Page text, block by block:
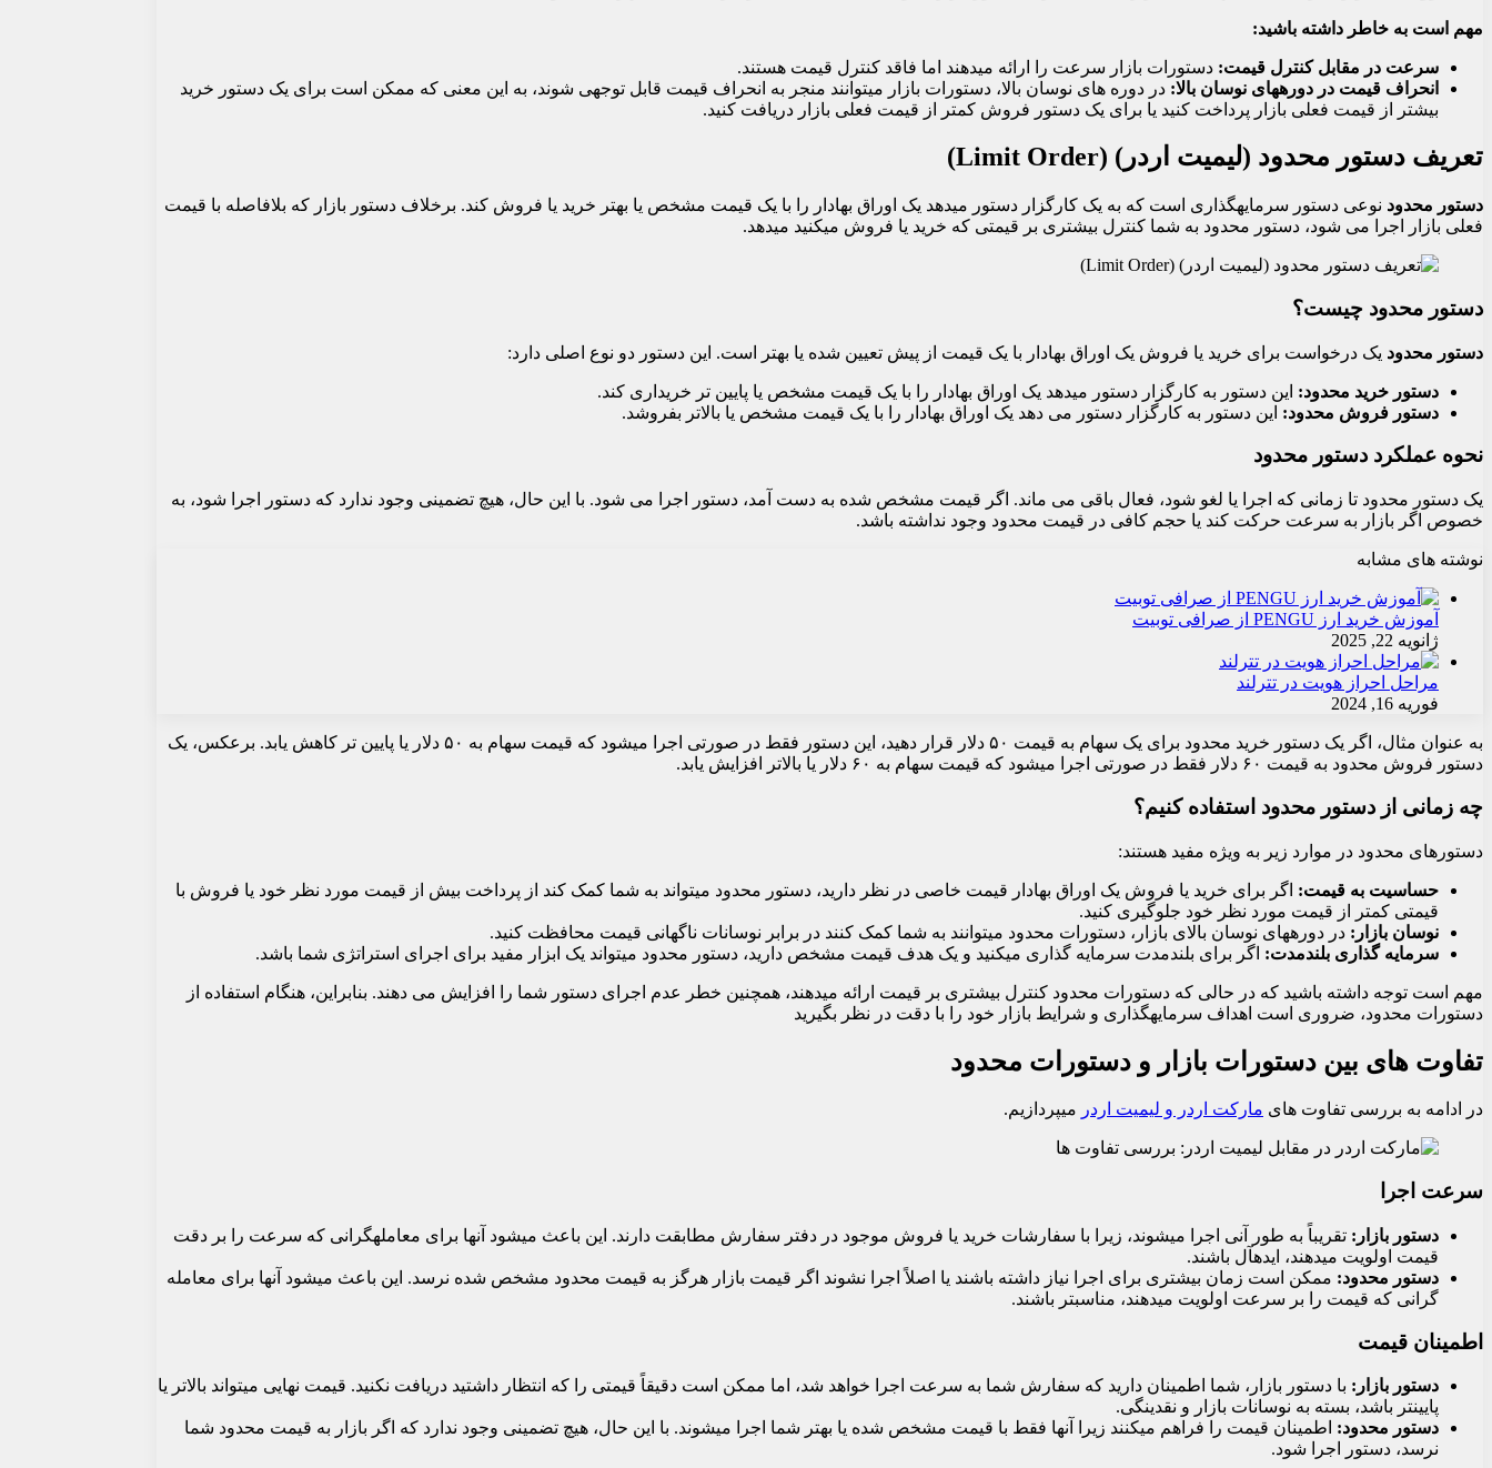
مهم است به خاطر داشته باشید:
سرعت در مقابل کنترل قیمت: دستورات بازار سرعت را ارائه میدهند اما فاقد کنترل قیمت هستند.
انحراف قیمت در دورههای نوسان بالا: در دوره های نوسان بالا، دستورات بازار میتوانند منجر به انحراف قیمت قابل توجهی شوند، به این معنی که ممکن است برای یک دستور خرید
بیشتر از قیمت فعلی بازار پرداخت کنید یا برای یک دستور فروش کمتر از قیمت فعلی بازار دریافت کنید.
تعریف دستور محدود (لیمیت اردر) (Limit Order)
دستور محدود نوعی دستور سرمایهگذاری است که به یک کارگزار دستور میدهد یک اوراق بهادار را با یک قیمت مشخص یا بهتر خرید یا فروش کند. برخلاف دستور بازار که بلافاصله با قیمت
فعلی بازار اجرا می شود، دستور محدود به شما کنترل بیشتری بر قیمتی که خرید یا فروش میکنید میدهد.
دستور محدود چیست؟
دستور محدود یک درخواست برای خرید یا فروش یک اوراق بهادار با یک قیمت از پیش تعیین شده یا بهتر است. این دستور دو نوع اصلی دارد:
دستور خرید محدود: این دستور به کارگزار دستور میدهد یک اوراق بهادار را با یک قیمت مشخص یا پایین تر خریداری کند.
دستور فروش محدود: این دستور به کارگزار دستور می دهد یک اوراق بهادار را با یک قیمت مشخص یا بالاتر بفروشد.
نحوه عملکرد دستور محدود
یک دستور محدود تا زمانی که اجرا یا لغو شود، فعال باقی می ماند. اگر قیمت مشخص شده به دست آمد، دستور اجرا می شود. با این حال، هیچ تضمینی وجود ندارد که دستور اجرا شود، به
خصوص اگر بازار به سرعت حرکت کند یا حجم کافی در قیمت محدود وجود نداشته باشد.
نوشته های مشابه
آموزش خرید ارز PENGU از صرافی توبیت
ژانویه 22, 2025
مراحل احراز هویت در تترلند
فوریه 16, 2024
به عنوان مثال، اگر یک دستور خرید محدود برای یک سهام به قیمت ۵۰ دلار قرار دهید، این دستور فقط در صورتی اجرا میشود که قیمت سهام به ۵۰ دلار یا پایین تر کاهش یابد. برعکس، یک
دستور فروش محدود به قیمت ۶۰ دلار فقط در صورتی اجرا میشود که قیمت سهام به ۶۰ دلار یا بالاتر افزایش یابد.
چه زمانی از دستور محدود استفاده کنیم؟
دستورهای محدود در موارد زیر به ویژه مفید هستند:
حساسیت به قیمت: اگر برای خرید یا فروش یک اوراق بهادار قیمت خاصی در نظر دارید، دستور محدود میتواند به شما کمک کند از پرداخت بیش از قیمت مورد نظر خود یا فروش با
قیمتی کمتر از قیمت مورد نظر خود جلوگیری کنید.
نوسان بازار : در دورههای نوسان بالای بازار، دستورات محدود میتوانند به شما کمک کنند در برابر نوسانات ناگهانی قیمت محافظت کنید.
سرمایه گذاری بلندمدت: اگر برای بلندمدت سرمایه گذاری میکنید و یک هدف قیمت مشخص دارید، دستور محدود میتواند یک ابزار مفید برای اجرای استراتژی شما باشد.
مهم است توجه داشته باشید که در حالی که دستورات محدود کنترل بیشتری بر قیمت ارائه میدهند، همچنین خطر عدم اجرای دستور شما را افزایش می دهند. بنابراین، هنگام استفاده از
دستورات محدود، ضروری است اهداف سرمایهگذاری و شرایط بازار خود را با دقت در نظر بگیرید
تفاوت های بین دستورات بازار و دستورات محدود
در ادامه به بررسی تفاوت های مارکت اردر و لیمیت اردر میپردازیم.
سرعت اجرا
دستور بازار : تقریباً به طور آنی اجرا میشوند، زیرا با سفارشات خرید یا فروش موجود در دفتر سفارش مطابقت دارند. این باعث میشود آنها برای معاملهگرانی که سرعت را بر دقت
قیمت اولویت میدهند، ایدهآل باشند.
دستور محدود: ممکن است زمان بیشتری برای اجرا نیاز داشته باشند یا اصلاً اجرا نشوند اگر قیمت بازار هرگز به قیمت محدود مشخص شده نرسد. این باعث میشود آنها برای معامله
گرانی که قیمت را بر سرعت اولویت میدهند، مناسبتر باشند.
اطمینان قیمت
دستور بازار : با دستور بازار، شما اطمینان دارید که سفارش شما به سرعت اجرا خواهد شد، اما ممکن است دقیقاً قیمتی را که انتظار داشتید دریافت نکنید. قیمت نهایی میتواند بالاتر یا
پایینتر باشد، بسته به نوسانات بازار و نقدینگی.
دستور محدود: اطمینان قیمت را فراهم میکنند زیرا آنها فقط با قیمت مشخص شده یا بهتر شما اجرا میشوند. با این حال، هیچ تضمینی وجود ندارد که اگر بازار به قیمت محدود شما
نرسد، دستور اجرا شود.